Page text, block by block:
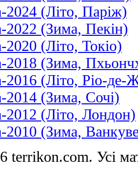
2024 (Літо, Паріж)
2022 (Зима, Пекін)
2020 (Літо, Токіо)
2018 (Зима,
2016 (Літо, Ріо-де-
2014 (Зима, Сочі)
2012 (Літо, Лондон)
2010 (Зима,
Усі